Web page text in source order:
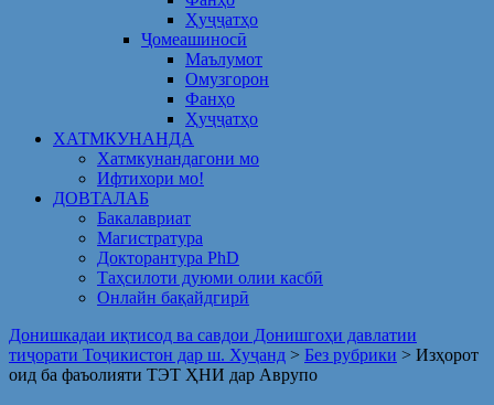
Ҳуҷҷатҳо
Ҷомеашиносӣ
Маълумот
Омузгорон
Фанҳо
Ҳуҷҷатҳо
ХАТМКУНАНДА
Хатмкунандагони мо
Ифтихори мо!
ДОВТАЛАБ
Бакалавриат
Магистратура
Докторантура PhD
Таҳсилоти дуюми олии касбӣ
Онлайн бақайдгирӣ
Донишкадаи иқтисод ва савдои Донишгоҳи давлатии
тиҷорати Тоҷикистон дар ш. Хуҷанд > Без рубрики > Изҳорот
оид ба фаъолияти ТЭТ ҲНИ дар Аврупо